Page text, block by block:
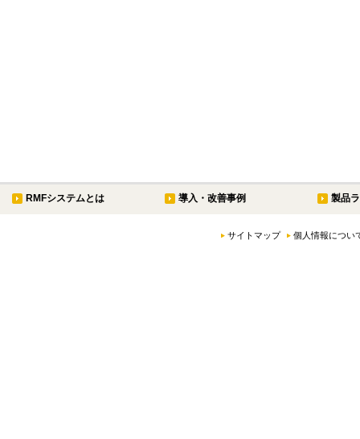
RMFシステムとは 導入・改善事例 製品
サイトマップ 個人情報につい